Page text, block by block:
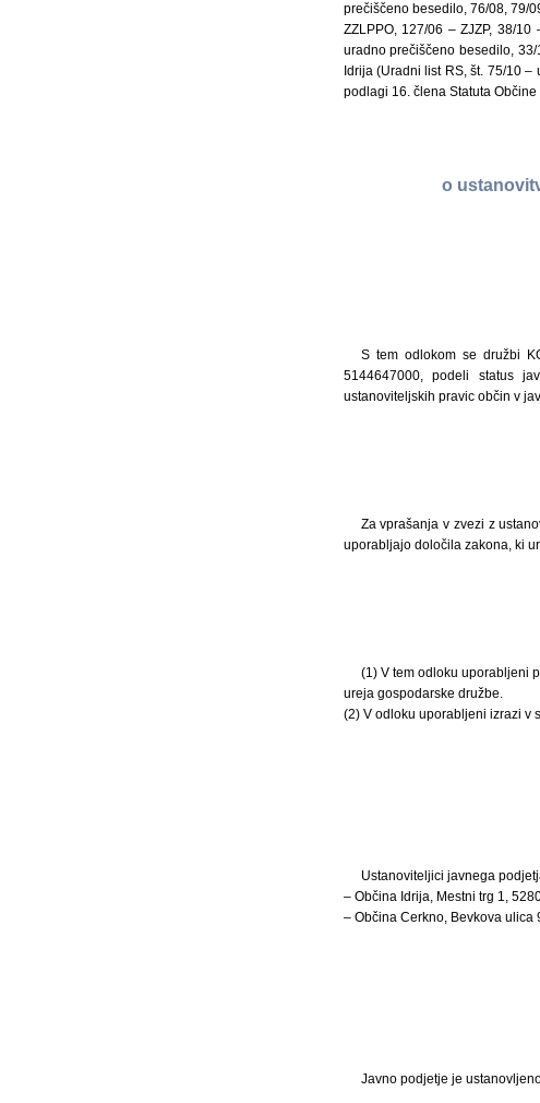
prečiščeno besedilo, 76/08, 79/
ZZLPPO, 127/06 – ZJZP, 38/
uradno prečiščeno besedilo,
Idrija (Uradni list RS, št. 75/10
podlagi 16. člena Statuta
o
S tem odlokom se družbi
5144647000, podeli status
ustanoviteljskih pravic občin v
Za vprašanja v zvezi z
uporabljajo določila zakona, ki
(1) V tem odloku uporabljeni
ureja gospodarske družbe.
(2) V odloku uporabljeni izrazi v
Ustanoviteljici javnega
– Občina Idrija, Mestni trg 1,
– Občina Cerkno, Bevkova ulica
Javno podjetje je